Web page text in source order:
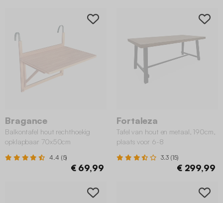
Bragance
Balkontafel hout rechthoekig
opklapbaar 70x50cm
4.4 (5)
€ 69,99
Fortaleza
Tafel van hout en metaal, 190cm,
plaats voor 6-8
3.3 (15)
€ 299,99